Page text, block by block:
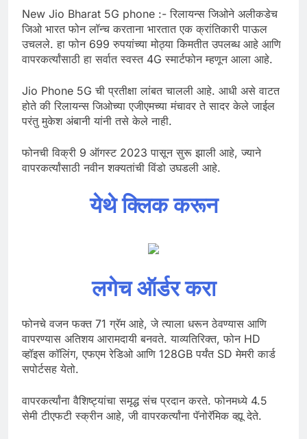
New Jio Bharat 5G phone :- रिलायन्स जिओने अलीकडेच
जिओ भारत फोन लॉन्च करताना भारतात एक क्रांतिकारी पाऊल
उचलले. हा फोन 699 रुपयांच्या मोठ्या किमतीत उपलब्ध आहे आणि
वापरकर्त्यांसाठी हा सर्वात स्वस्त 4G स्मार्टफोन म्हणून आला आहे.
Jio Phone 5G ची प्रतीक्षा लांबत चालली आहे. आधी असे वाटत
होते की रिलायन्स जिओच्या एजीएमच्या मंचावर ते सादर केले जाईल
परंतु मुकेश अंबानी यांनी तसे केले नाही.
फोनची विक्री 9 ऑगस्ट 2023 पासून सुरू झाली आहे, ज्याने
वापरकर्त्यांसाठी नवीन शक्यतांची विंडो उघडली आहे.
येथे क्लिक करून
लगेच ऑर्डर करा
फोनचे वजन फक्त 71 ग्रॅम आहे, जे त्याला धरून ठेवण्यास आणि
वापरण्यास अतिशय आरामदायी बनवते. याव्यतिरिक्त, फोन HD
व्हॉइस कॉलिंग, एफएम रेडिओ आणि 128GB पर्यंत SD मेमरी कार्ड
सपोर्टसह येतो.
वापरकर्त्यांना वैशिष्ट्यांचा समृद्ध संच प्रदान करते. फोनमध्ये 4.5
सेमी टीएफटी स्क्रीन आहे, जी वापरकर्त्यांना पॅनोरॅमिक व्ह्यू देते.